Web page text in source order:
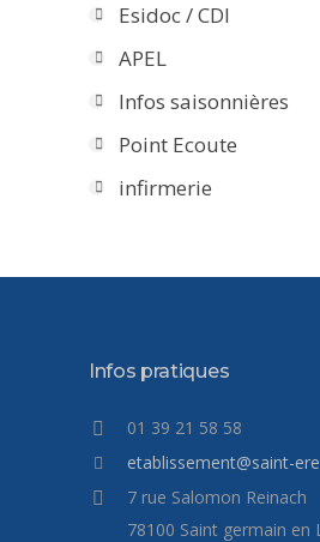
Esidoc / CDI
APEL
Infos saisonnières
Point Ecoute
infirmerie
Infos pratiques
01 39 21 58 58
etablissement@saint-
7 rue Salomon Reinach
78100 Saint germain en